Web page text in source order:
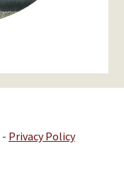
- Privacy Policy